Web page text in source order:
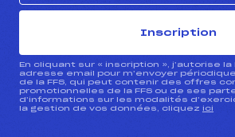
Inscription
En cliquant sur « inscription », j’autorise la
adresse email pour m’envoyer
de la FFS, qui peut contenir des offres
promotionnelles de la FFS ou de ses
d’informations sur les modalités
la gestion de vos données, cliquez ici